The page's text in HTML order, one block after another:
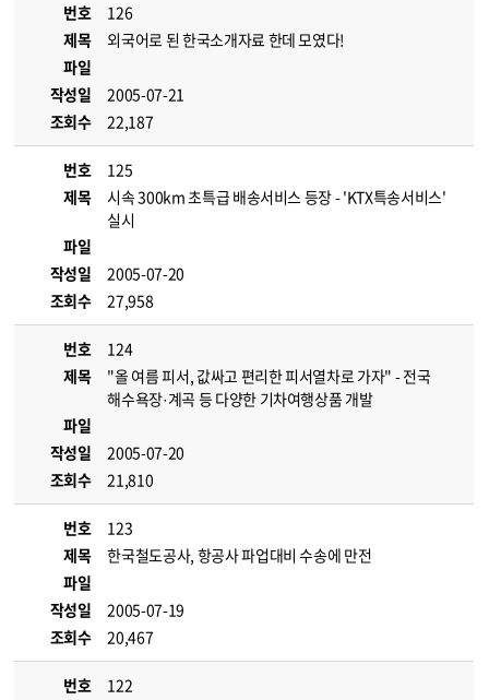
번호
126
제목
외국어로 된 한국소개자료 한데 모였다!
파일
작성일
2005-07-21
조회수
22,187
번호
125
제목
시속 300km 초특급 배송서비스 등장 - 'KTX특송서비스'
실시
파일
작성일
2005-07-20
조회수
27,958
번호
124
제목
"올 여름 피서, 값싸고 편리한 피서열차로 가자" - 전국
해수욕장·계곡 등 다양한 기차여행상품 개발
파일
작성일
2005-07-20
조회수
21,810
번호
123
제목
한국철도공사, 항공사 파업대비 수송에 만전
파일
작성일
2005-07-19
조회수
20,467
번호
122